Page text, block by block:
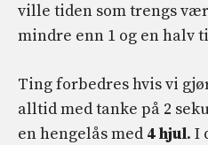
ville tiden som trengs
mindre enn 1 og en halv
Ting forbedres hvis vi
alltid med tanke på 2
en hengelås med 4 hjul. I